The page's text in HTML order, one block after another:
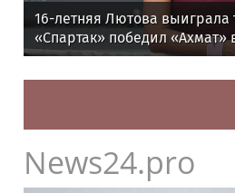
16-летняя Лютова выиграла
«Спартак» победил «Ахмат»
утру
News24.pro